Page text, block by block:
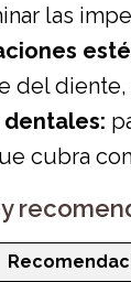
las
del diente,
dentales:
cubra